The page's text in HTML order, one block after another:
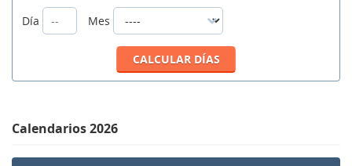
Día
Mes
Calendarios 2026